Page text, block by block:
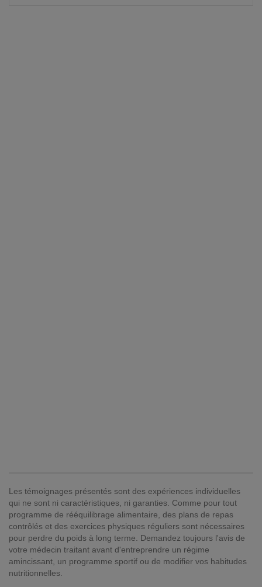
Les témoignages présentés sont des expériences individuelles
qui ne sont ni caractéristiques, ni garanties. Comme pour tout
programme de rééquilibrage alimentaire, des plans de repas
contrôlés et des exercices physiques réguliers sont nécessaires
pour perdre du poids à long terme. Demandez toujours l'avis de
votre médecin traitant avant d'entreprendre un régime
amincissant, un programme sportif ou de modifier vos habitudes
nutritionnelles.